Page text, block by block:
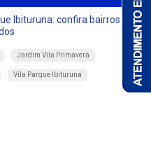
Ibituruna: confira bairros
Jardim Vila Primavera
Vila Parque Ibituruna